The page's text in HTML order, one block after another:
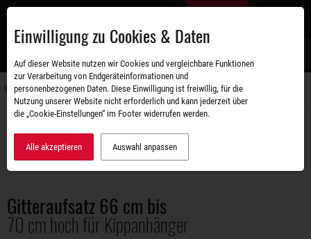
Zum
Gitteraufsatz 66 cm bis 70 cm hoch für Kippanhänger
Gitteraufsatz 66 cm bis
70 cm hoch für Kippanhänger
Einwilligung zu Cookies & Daten
Auf dieser Website nutzen wir Cookies und vergleichbare Funktionen
zur Verarbeitung von Endgeräteinformationen und
personenbezogenen Daten. Diese Einwilligung ist freiwillig, für die
Nutzung unserer Website nicht erforderlich und kann jederzeit über
die „Cookie-Einstellungen“ im Footer widerrufen werden.
Alle akzeptieren Auswahl anpassen